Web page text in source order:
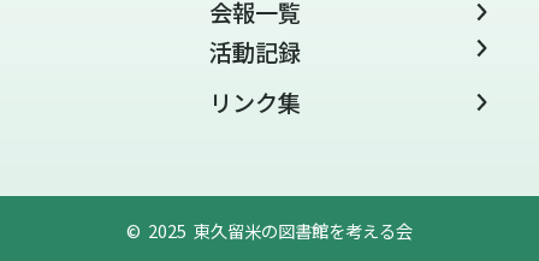
会報一覧
活動記録
リンク集
© 2025 東久留米の図書館を考える会